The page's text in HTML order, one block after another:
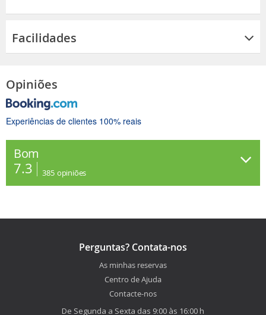
Facilidades
Opiniões
Experiências de clientes 100% reais
Bom
7.3 385 opiniões
Perguntas? Contata-nos
As minhas reservas
Centro de Ajuda
Contacte-nos
De Segunda a Sexta das 9:00 às 16:00 h